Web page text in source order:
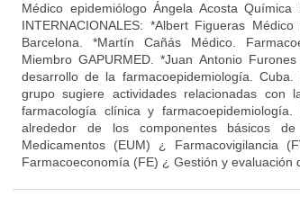
Médico epidemiólogo Ángela Acosta Química
INTERNACIONALES: *Albert Figueras
Barcelona. *Martín Cañás Médico.
Miembro GAPURMED. *Juan Antonio
desarrollo de la farmacoepidemiología.
grupo sugiere actividades relacionadas
farmacología clínica y
alrededor de los componentes básicos
Medicamentos (EUM) ¿ Farmacovigilancia
Farmacoeconomía (FE) ¿ Gestión y